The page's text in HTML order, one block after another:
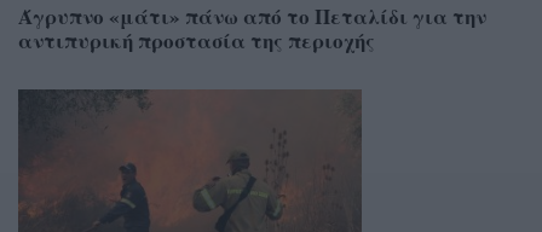
Άγρυπνο «μάτι» πάνω από το Πεταλίδι για την
αντιπυρική προστασία της περιοχής